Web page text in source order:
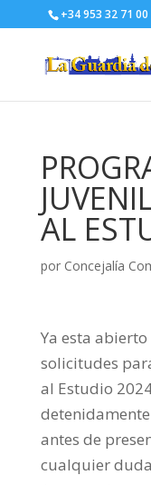
+34 953 32 71 00
AL
por Concejalía
Ya esta
solicitudes
al Estudio
antes de
cualquier